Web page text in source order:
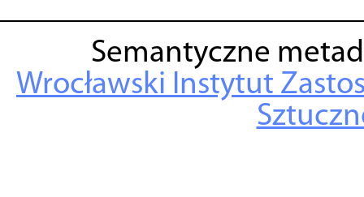
Semantyczne
Wrocławski Instytut